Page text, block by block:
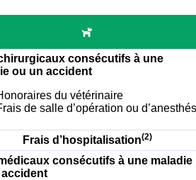
consécutifs à une
ou un accident
du vétérinaire
de salle d’opération ou
Frais d’hospitalisation(2)
consécutifs à une maladie